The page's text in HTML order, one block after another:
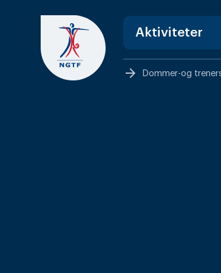
content
arrow_forward Dommer-og